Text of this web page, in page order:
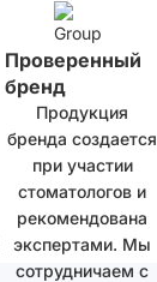
Проверенный
бренд
Продукция
бренда создается
при участии
стоматологов и
рекомендована
экспертами. Мы
сотрудничаем с